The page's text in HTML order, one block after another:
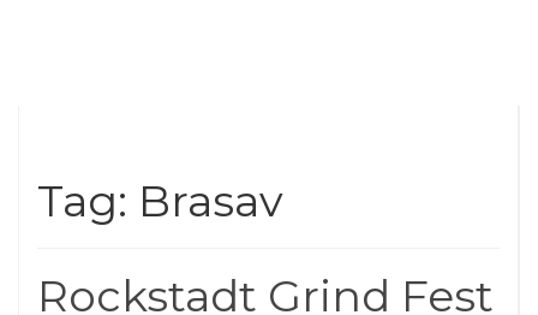
Tag: Brasav
Rockstadt Grind Fest